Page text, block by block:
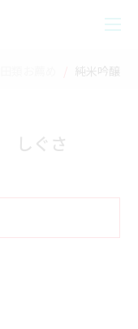
純米吟醸
しぐさ